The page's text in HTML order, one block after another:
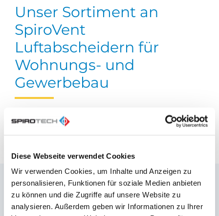
Diese Webseite verwendet Cookies
Wir verwenden Cookies, um Inhalte und Anzeigen zu
personalisieren, Funktionen für soziale Medien anbieten
zu können und die Zugriffe auf unsere Website zu
analysieren. Außerdem geben wir Informationen zu Ihrer
Unser Sortiment an
SpiroVent
Luftabscheidern für
Wohnungs- und
Gewerbebau
Haben Sie Fragen?